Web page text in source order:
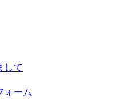
して
ォーム